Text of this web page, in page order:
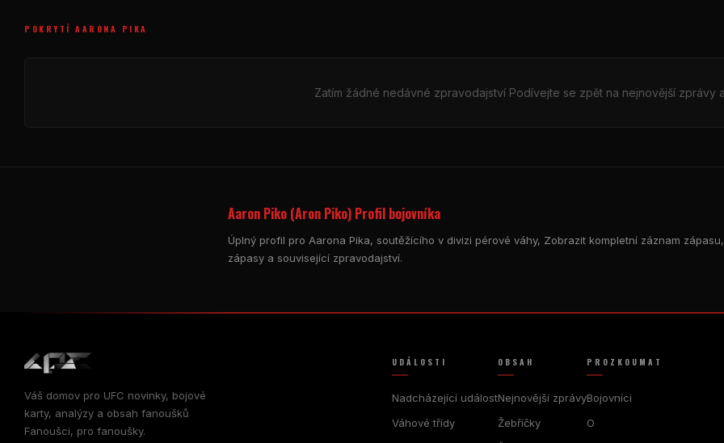
POKRYTÍ AARONA PIKA
Zatím žádné nedávné zpravodajství Podívejte se zpět na nejnovější zprávy
Aaron Piko (Aron Piko) Profil bojovníka
Úplný profil pro Aarona Pika, soutěžícího v divizi pérové váhy, Zobrazit kompletní záznam
zápasy a související zpravodajství.
Váš domov pro UFC novinky, bojové
karty, analýzy a obsah fanoušků
Fanoušci, pro fanoušky.
UDÁLOSTI
Nadcházející událost
Váhové třídy
OBSAH
Nejnovější zprávy
Žebříčky
PROZKOUMAT
Bojovníci
O